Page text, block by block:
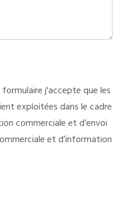
j'accepte que les
exploitées dans le cadre
commerciale et d’envoi
et d’information